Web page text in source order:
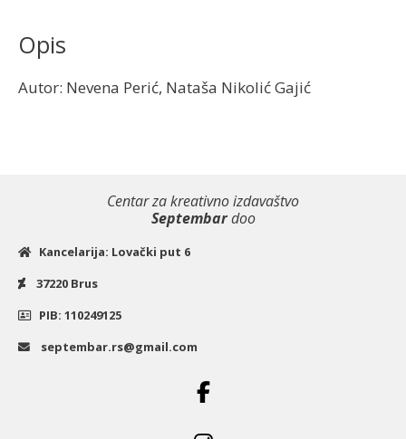
Opis
Autor: Nevena Perić, Nataša Nikolić Gajić
Centar za kreativno izdavaštvo
Septembardoo
Kancelarija: Lovački put 6
37220 Brus
PIB: 110249125
septembar.rs@gmail.com